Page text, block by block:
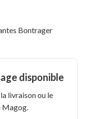
Bontrager
disponible
livraison ou le
Magog.